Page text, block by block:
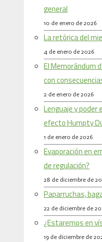
general
10 de enero de 2026
La retórica del
4 de enero de 2026
El Memorándum
con
2 de enero de 2026
Lenguaje y poder
efecto Humpty
1 de enero de 2026
Evaporación en
de regulación?
28 de diciembre de
Paparruchas,
22 de diciembre de
¿Estaremos en
19 de diciembre de